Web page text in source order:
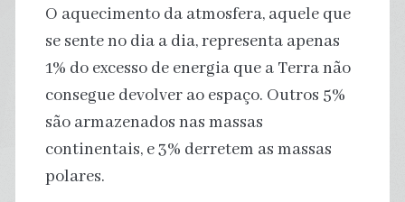
O aquecimento da atmosfera, aquele que
se sente no dia a dia, representa apenas
1% do excesso de energia que a Terra não
consegue devolver ao espaço. Outros 5%
são armazenados nas massas
continentais, e 3% derretem as massas
polares.